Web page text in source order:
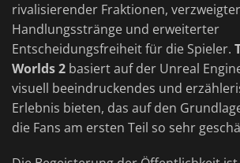
rivalisierender Fraktionen, verzweigter
Handlungsstränge und erweiterter
Entscheidungsfreiheit für die Spieler.
Worlds 2 basiert auf der Unreal
visuell beeindruckendes und
Erlebnis bieten, das auf den
die Fans am ersten Teil so sehr